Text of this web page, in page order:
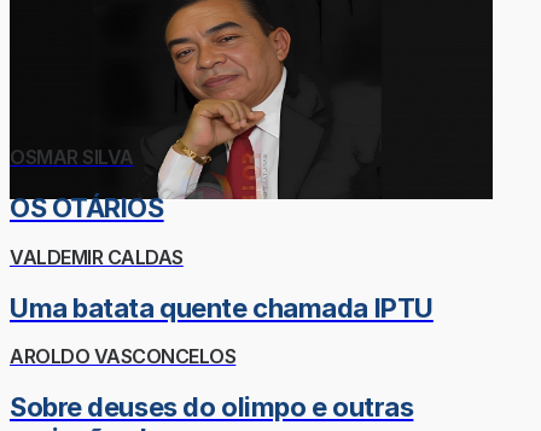
OSMAR SILVA
OS OTÁRIOS
VALDEMIR CALDAS
Uma batata quente chamada IPTU
AROLDO VASCONCELOS
Sobre deuses do olimpo e outras